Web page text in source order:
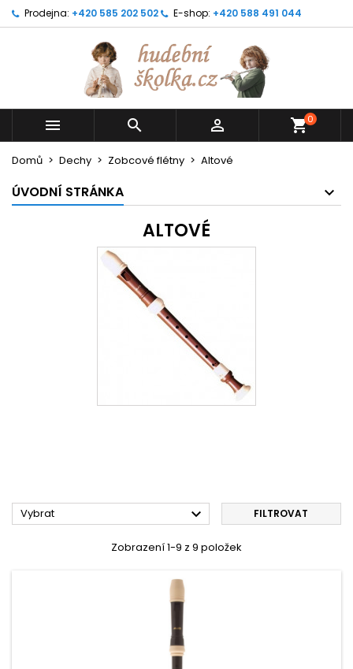
Prodejna: +420 585 202 502 E-shop: +420 588 491 044
   shopping_cart0
Domů Dechy Zobcové flétny Altové
ÚVODNÍ STRÁNKA
ALTOVÉ
Vybrat  FILTROVAT
Zobrazení 1-9 z 9 položek